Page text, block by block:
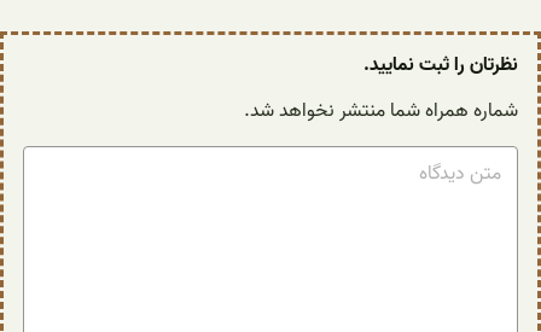
نظرتان را ثبت نمایید.
شماره همراه شما منتشر نخواهد شد.